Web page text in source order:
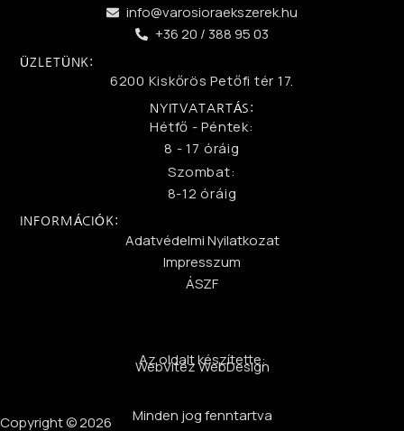
info@varosioraekszerek.hu
+36 20 / 388 95 03
ÜZLETÜNK:
6200 Kiskőrös Petőfi tér 17.
NYITVATARTÁS:
Hétfő - Péntek:
8 - 17 óráig
Szombat:
8-12 óráig
INFORMÁCIÓK:
Adatvédelmi Nyilatkozat
Impresszum
ÁSZF
Az oldalt készítette:
WebVitéz WebDesign
Minden jog fenntartva
Copyright © 2026